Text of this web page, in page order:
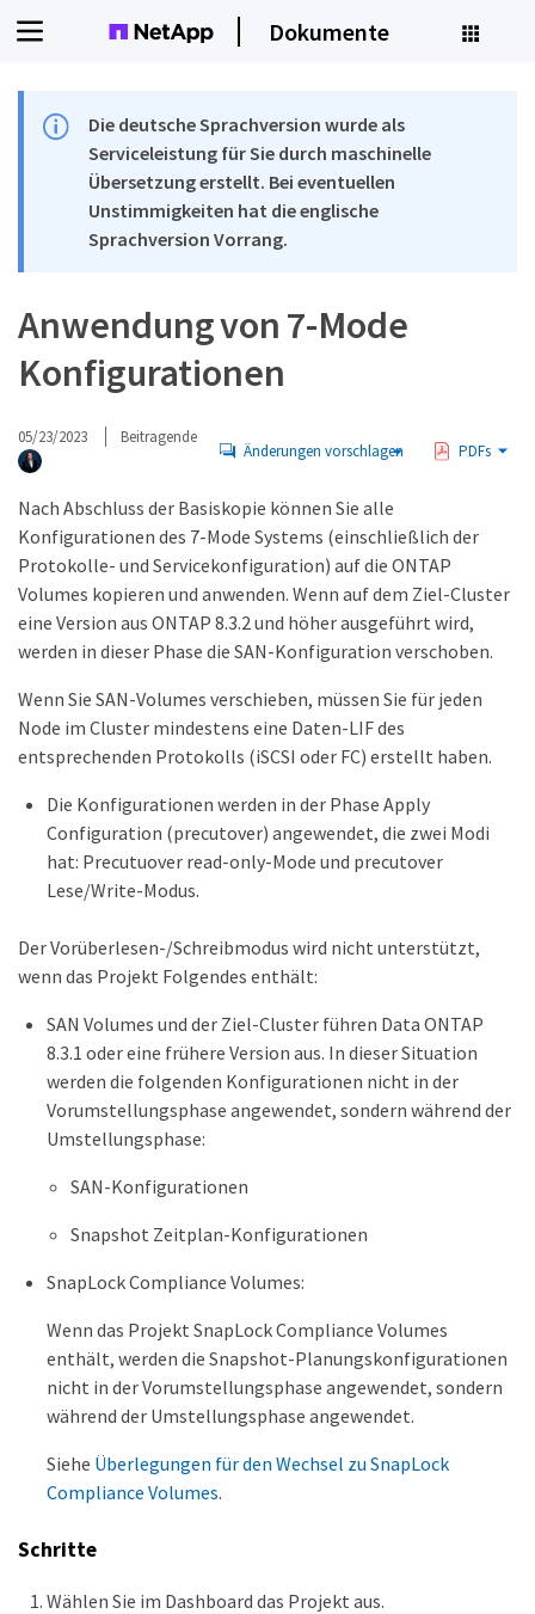
Dokumente
Die deutsche Sprachversion wurde als
Serviceleistung für Sie durch maschinelle
Übersetzung erstellt. Bei eventuellen
Unstimmigkeiten hat die englische
Sprachversion Vorrang.
Anwendung von 7-Mode
Konfigurationen
05/23/2023 Beitragende
Änderungen vorschlagen PDFs
Nach Abschluss der Basiskopie können Sie alle
Konfigurationen des 7-Mode Systems (einschließlich der
Protokolle- und Servicekonfiguration) auf die ONTAP
Volumes kopieren und anwenden. Wenn auf dem Ziel-Cluster
eine Version aus ONTAP 8.3.2 und höher ausgeführt wird,
werden in dieser Phase die SAN-Konfiguration verschoben.
Wenn Sie SAN-Volumes verschieben, müssen Sie für jeden
Node im Cluster mindestens eine Daten-LIF des
entsprechenden Protokolls (iSCSI oder FC) erstellt haben.
Die Konfigurationen werden in der Phase Apply
Configuration (precutover) angewendet, die zwei Modi
hat: Precutuover read-only-Mode und precutover
Lese/Write-Modus.
Der Vorüberlesen-/Schreibmodus wird nicht unterstützt,
wenn das Projekt Folgendes enthält:
SAN Volumes und der Ziel-Cluster führen Data ONTAP
8.3.1 oder eine frühere Version aus. In dieser Situation
werden die folgenden Konfigurationen nicht in der
Vorumstellungsphase angewendet, sondern während der
Umstellungsphase:
SAN-Konfigurationen
Snapshot Zeitplan-Konfigurationen
SnapLock Compliance Volumes:
Wenn das Projekt SnapLock Compliance Volumes
enthält, werden die Snapshot-Planungskonfigurationen
nicht in der Vorumstellungsphase angewendet, sondern
während der Umstellungsphase angewendet.
Siehe Überlegungen für den Wechsel zu SnapLock
Compliance Volumes.
Schritte
Wählen Sie im Dashboard das Projekt aus.